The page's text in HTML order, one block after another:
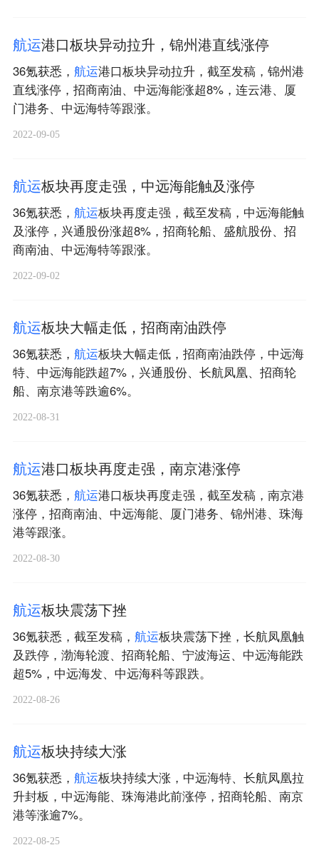
航运港口板块异动拉升，锦州港直线涨停
36氪获悉， 航运港口板块异动拉升，截至发稿，锦州港
直线涨停，招商南油、中远海能涨超8%，连云港、厦
门港务、中远海特等跟涨。
2022-09-05
航运板块再度走强，中远海能触及涨停
36氪获悉， 航运板块再度走强，截至发稿，中远海能触
及涨停，兴通股份涨超8%，招商轮船、盛航股份、招
商南油、中远海特等跟涨。
2022-09-02
航运板块大幅走低，招商南油跌停
36氪获悉， 航运板块大幅走低，招商南油跌停，中远海
特、中远海能跌超7%，兴通股份、长航凤凰、招商轮
船、南京港等跌逾6%。
2022-08-31
航运港口板块再度走强，南京港涨停
36氪获悉， 航运港口板块再度走强，截至发稿，南京港
涨停，招商南油、中远海能、厦门港务、锦州港、珠海
港等跟涨。
2022-08-30
航运板块震荡下挫
36氪获悉，截至发稿， 航运板块震荡下挫，长航凤凰触
及跌停，渤海轮渡、招商轮船、宁波海运、中远海能跌
超5%，中远海发、中远海科等跟跌。
2022-08-26
航运板块持续大涨
36氪获悉， 航运板块持续大涨，中远海特、长航凤凰拉
升封板，中远海能、珠海港此前涨停，招商轮船、南京
港等涨逾7%。
2022-08-25